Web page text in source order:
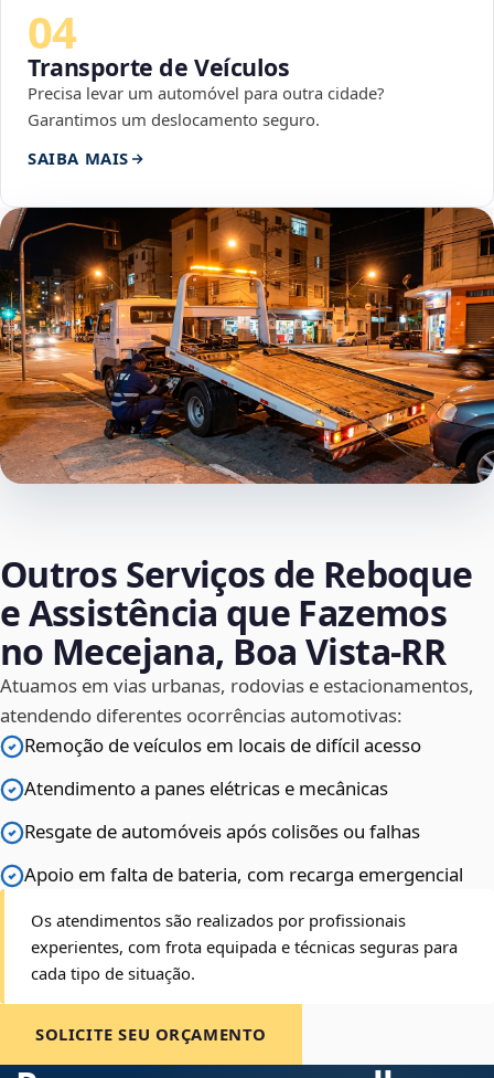
04
Transporte de Veículos
Precisa levar um automóvel para outra cidade?
Garantimos um deslocamento seguro.
SAIBA MAIS
Outros Serviços de Reboque
e Assistência que Fazemos
no Mecejana, Boa Vista‑RR
Atuamos em vias urbanas, rodovias e estacionamentos,
atendendo diferentes ocorrências automotivas:
Remoção de veículos em locais de difícil acesso
Atendimento a panes elétricas e mecânicas
Resgate de automóveis após colisões ou falhas
Apoio em falta de bateria, com recarga emergencial
Os atendimentos são realizados por profissionais
experientes, com frota equipada e técnicas seguras para
cada tipo de situação.
SOLICITE SEU ORÇAMENTO